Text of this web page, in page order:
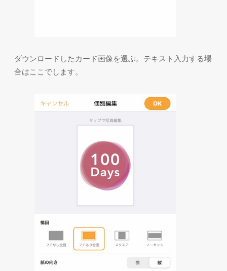
ダウンロードしたカード画像を選ぶ。テキスト入力する場
合はここでします。